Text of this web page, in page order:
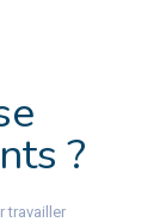
?
travailler